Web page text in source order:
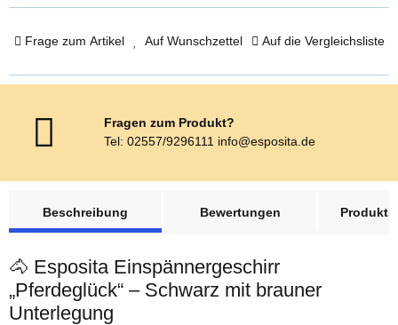
Frage zum Artikel Auf Wunschzettel Auf die Vergleichsliste
Fragen zum Produkt?
Tel: 02557/9296111 info@esposita.de
Beschreibung
Bewertungen
🐴 Esposita Einspännergeschirr
„Pferdeglück“ – Schwarz mit brauner
Unterlegung